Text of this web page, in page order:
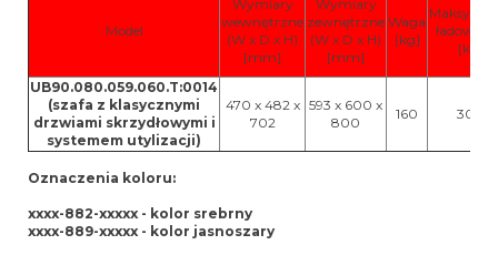
Model
Wymiary
wewnętrzne
(W x D x H)
[mm]
Wymiary
zewnętrzne
(W x D x H)
[mm]
Waga
[kg]
[kg]
UB90.080.059.060.T:0014
(szafa z klasycznymi
drzwiami skrzydłowymi i
systemem utylizacji)
470 x 482 x
702
593 x 600 x
800
160 300
Oznaczenia koloru:
xxxx-882-xxxxx - kolor srebrny
xxxx-889-xxxxx - kolor jasnoszary